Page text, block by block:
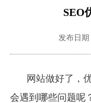
SEO
发布日
网站做好了，
会遇到哪些问题呢